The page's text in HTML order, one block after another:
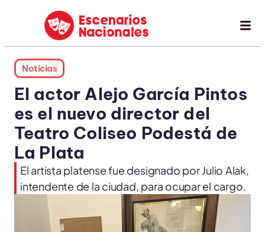
Noticias
El actor Alejo García Pintos
es el nuevo director del
Teatro Coliseo Podestá de
La Plata
El artista platense fue designado por Julio Alak,
intendente de la ciudad, para ocupar el cargo.